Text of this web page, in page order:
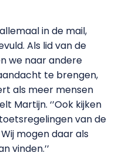
in de mail,
Als lid van de
we naar andere
te brengen,
als meer mensen
Martijn. ‘’Ook kijken
van de
mogen daar als
vinden.’’